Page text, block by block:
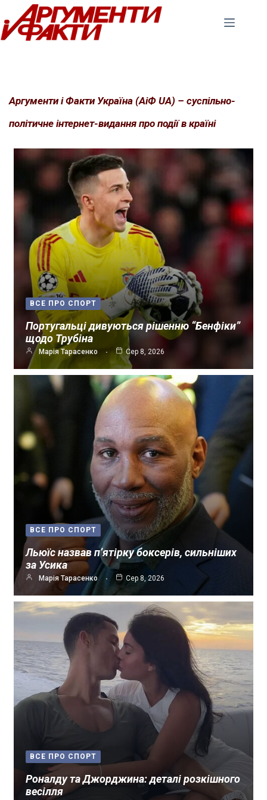
Перейти
до
вмісту
Аргументи і Факти Україна (АіФ UA) – суспільно-
політичне інтернет-видання про події в країні
ВСЕ ПРО СПОРТ
Португальці дивуються рішенню “Бенфіки”
щодо Трубіна
Марія Тарасенко Сер 8, 2026
ВСЕ ПРО СПОРТ
Льюїс назвав п’ятірку боксерів, сильніших
за Усика
Марія Тарасенко Сер 8, 2026
ВСЕ ПРО СПОРТ
Роналду та Джорджина: деталі розкішного
весілля